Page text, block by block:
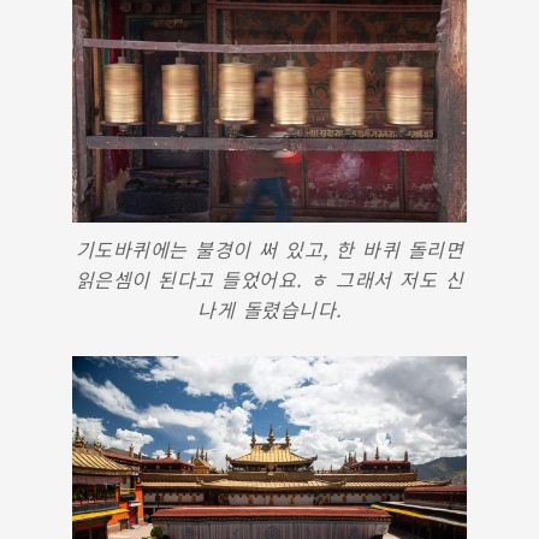
기도바퀴에는 불경이 써 있고, 한 바퀴 돌리면
읽은셈이 된다고 들었어요. ㅎ 그래서 저도 신
나게 돌렸습니다.